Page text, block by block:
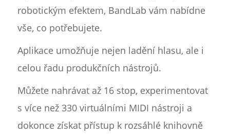
robotickým efektem, BandLab vám nabídne
vše, co potřebujete.
Aplikace umožňuje nejen ladění hlasu, ale i
celou řadu produkčních nástrojů.
Můžete nahrávat až 16 stop, experimentovat
s více než 330 virtuálními MIDI nástroji a
dokonce získat přístup k rozsáhlé knihovně